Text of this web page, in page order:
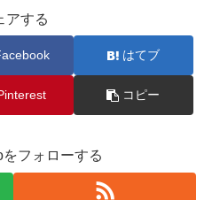
アする
はてブ
コピー
フォローする